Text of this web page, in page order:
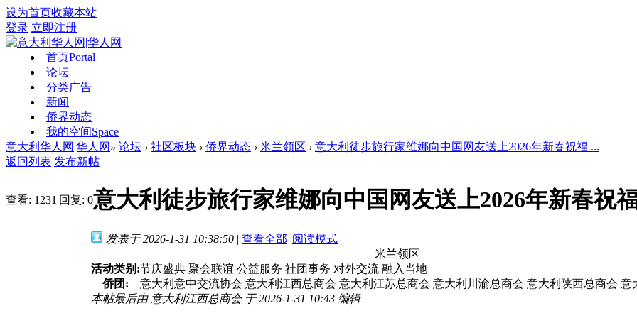
设为首页收藏本站
登录 立即注册
首页Portal
论坛
分类广告
新闻
侨界动态
我的空间Space
意大利华人网|华人网 » 论坛 › 社区板块 › 侨界动态 › 米兰领区 › 意大利徒步旅行家维娜向中国网友送上2026年新春祝福 ...
返回列表 发布新帖
查看: 1231 |回复: 0意大利徒步旅行家维娜向中国网友送上2026年新春祝
发表于 2026-1-31 10:38:50 | 查看全部 |阅读模式
米兰领区
活动类别:节庆盛典 聚会联谊 公益服务 社团事务 对外交流 融入当地
侨团:
意大利意中交流协会 意大利江西总商会 意大利江苏总商会 意大利川渝总商会 意大利陕西总商会 意
本帖最后由 意大利江西总商会 于 2026-1-31 10:43 编辑